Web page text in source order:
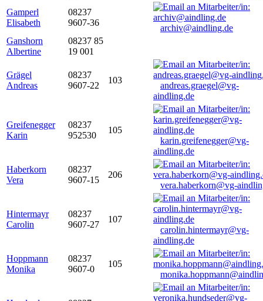
Gamperl
Elisabeth
08237
9607-36
archiv@aindling.de
Ganshorn
Albertine
08237 85
19 001
Grägel
Andreas
08237
9607-22
103
andreas.graegel@vg-
aindling.de
Greifenegger
Karin
08237
952530
105
karin.greifenegger@vg-
aindling.de
Haberkorn
Vera
08237
9607-15
206
vera.haberkorn@vg-
Hintermayr
Carolin
08237
9607-27
107
carolin.hintermayr@vg-
aindling.de
Hoppmann
Monika
08237
9607-0
105